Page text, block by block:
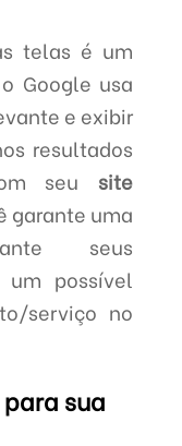
telas é um
Google usa
e exibir
resultados
seu site
garante uma
seus
possível
serviço no
sua